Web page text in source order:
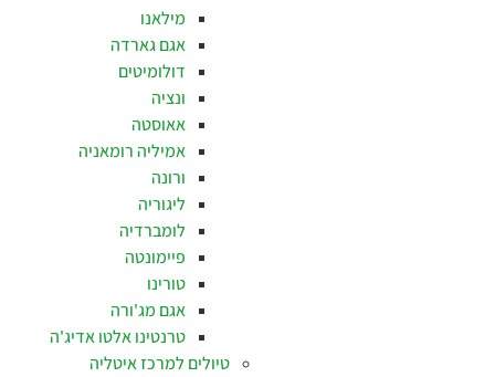
מילאנו
אגם גארדה
דולומיטים
ונציה
אאוסטה
אמיליה רומאניה
ורונה
ליגוריה
לומברדיה
פיימונטה
טורינו
אגם מג'ורה
טרנטינו אלטו אדיג'ה
טיולים למרכז איטליה